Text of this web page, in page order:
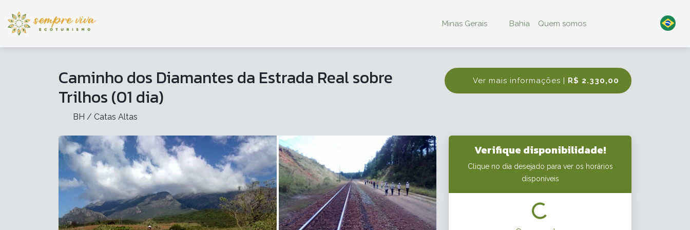
Minas Gerais Bahia Quem somos
Ver mais informações | R$ 2.330,00
Caminho dos Diamantes da Estrada Real sobre
Trilhos (01 dia)
BH / Catas Altas
Verifique disponibilidade!
Clique no dia desejado para ver os horários
disponíveis